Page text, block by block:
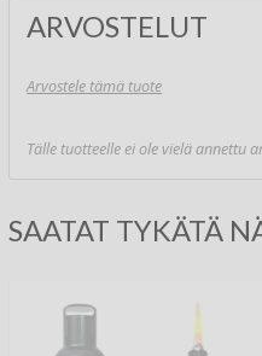
ARVOSTELUT
Arvostele tämä tuote
Tälle tuotteelle ei ole vielä annettu
SAATAT TYKÄTÄ